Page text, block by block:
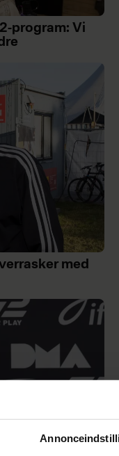
program: Vi
med